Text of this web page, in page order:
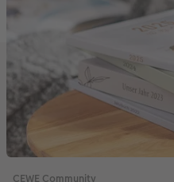
CEWE Community